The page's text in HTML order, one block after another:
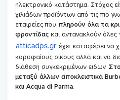
ηλεκτρονικό κατάστημα. Στόχος
χιλιάδων προϊόντων από τις πιο
εταιρείες που πληρούν όλα τα
φροντίδας και αντανακλούν όλες
atticadps.gr έχει καταφέρει να
κορυφαίους οίκους αλλά και να
διάθεση συγκεκριμένων ειδών.
μεταξύ άλλων αποκλειστικά
και Acqua di Parma.